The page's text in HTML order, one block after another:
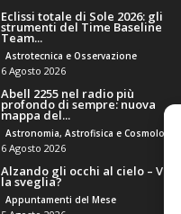
Eclissi totale di Sole 2026: gli
strumenti del Time Baseline
Team...
Astrotecnica e Osservazione
6 Agosto 2026
Abell 2255 nel radio più
profondo di sempre: nuova
mappa del...
Astronomia, Astrofisica e Cosmologia
6 Agosto 2026
Alzando gli occhi al cielo – Vale
la sveglia?
Appuntamenti del Mese